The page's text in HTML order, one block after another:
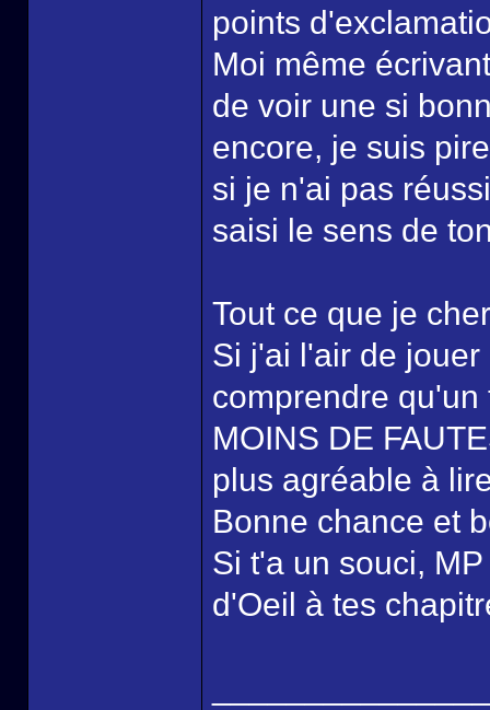
points
Moi même
de voir une si
encore, je suis
si je n'ai pas
saisi le sens de
Tout ce que je
Si j'ai l'air de
comprendre qu'un
MOINS DE
plus agréable à
Bonne chance et
Si t'a un souci,
d'Oeil à tes